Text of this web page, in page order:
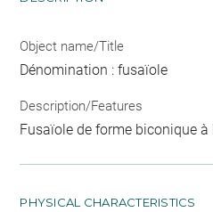
Object name/Title
Dénomination : fusaïole
Description/Features
Fusaïole de forme biconique
PHYSICAL CHARACTERISTICS